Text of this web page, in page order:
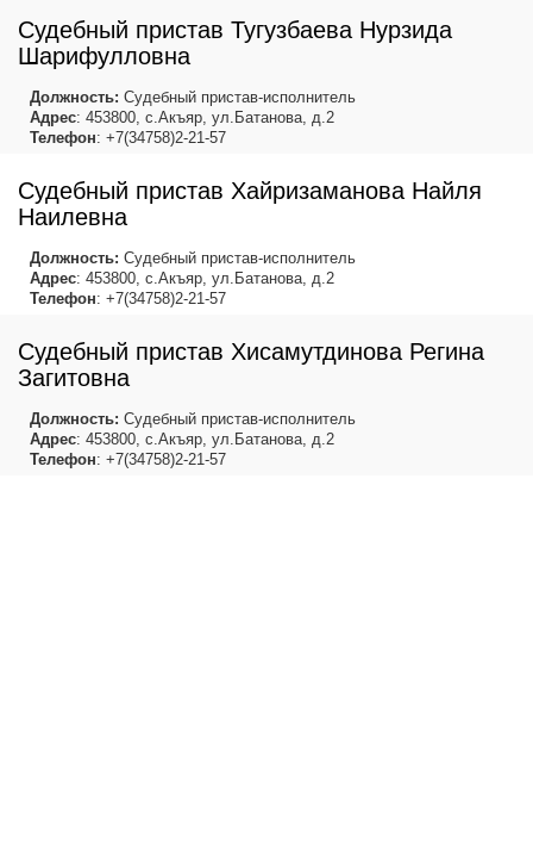
Судебный пристав Тугузбаева Нурзида
Шарифулловна
Должность: Судебный пристав-исполнитель
Адрес: 453800, с.Акъяр, ул.Батанова, д.2
Телефон: +7(34758)2-21-57
Судебный пристав Хайризаманова Найля
Наилевна
Должность: Судебный пристав-исполнитель
Адрес: 453800, с.Акъяр, ул.Батанова, д.2
Телефон: +7(34758)2-21-57
Судебный пристав Хисамутдинова Регина
Загитовна
Должность: Судебный пристав-исполнитель
Адрес: 453800, с.Акъяр, ул.Батанова, д.2
Телефон: +7(34758)2-21-57